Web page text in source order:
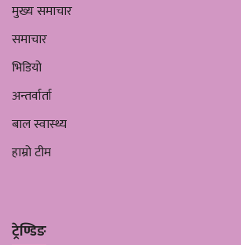
मुख्य समाचार
समाचार
भिडियो
अन्तर्वार्ता
बाल स्वास्थ्य
हाम्रो टीम
ट्रेण्डिङ